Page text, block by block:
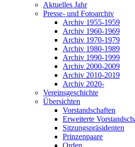
Aktuelles Jahr
Presse- und Fotoarchiv
Archiv 1955-1959
Archiv 1960-1969
Archiv 1970-1979
Archiv 1980-1989
Archiv 1990-1999
Archiv 2000-2009
Archiv 2010-2019
Archiv 2020-
Vereinsgeschichte
Übersichten
Vorstandschaften
Erweiterte
Sitzungspräsidenten
Prinzenpaare